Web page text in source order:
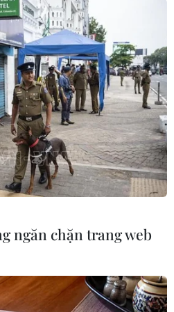
Vệ tinh Quốc gia tại Hòa Lạc, Hà
một phần. Chúng ta sẽ
ngắn của hiện tượng
17/7. Dù pha quan sát
ngay trước khi Mặt
ngăn chặn trang web